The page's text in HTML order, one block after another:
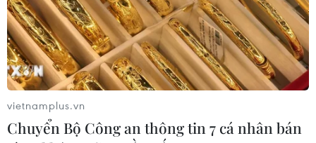
vietnamplus.vn
Chuyển Bộ Công an thông tin 7 cá nhân bán